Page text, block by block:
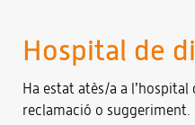
Hospital de
Ha estat atès/a a l’hospital
reclamació o suggeriment.